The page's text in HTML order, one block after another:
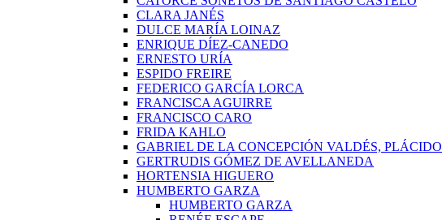
CLARA JANÉS
DULCE MARÍA LOINAZ
ENRIQUE DÍEZ-CANEDO
ERNESTO URÍA
ESPIDO FREIRE
FEDERICO GARCÍA LORCA
FRANCISCA AGUIRRE
FRANCISCO CARO
FRIDA KAHLO
GABRIEL DE LA CONCEPCIÓN VALDÉS, PLÁCIDO
GERTRUDIS GÓMEZ DE AVELLANEDA
HORTENSIA HIGUERO
HUMBERTO GARZA
HUMBERTO GARZA